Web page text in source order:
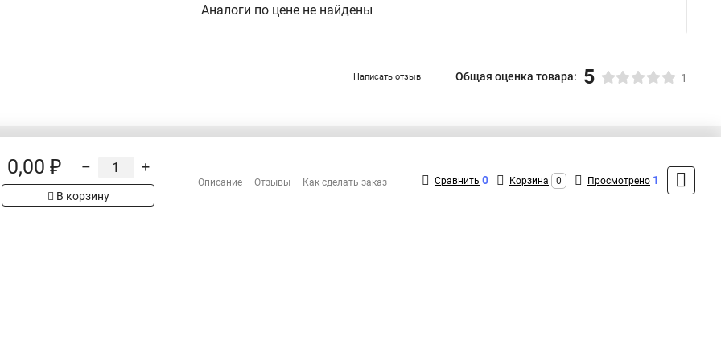
Аналоги по цене не найдены
Написать отзыв Общая оценка товара: 5 1
на сайте имеет
товар
Сотрудничество
+7 (495) 431-16-66
MAX: +7 (916) 031-40-57
0,00 ₽ – +
В корзину
Описание Отзывы Как сделать заказ Сравнить 0 Корзина 0 Просмотрено 1